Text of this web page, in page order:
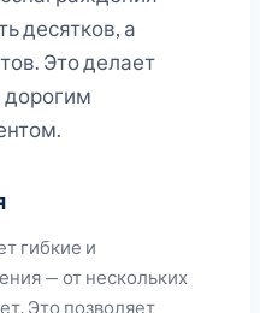
десятков, а
Это делает
дорогим
гибкие и
— от нескольких
Это позволяет